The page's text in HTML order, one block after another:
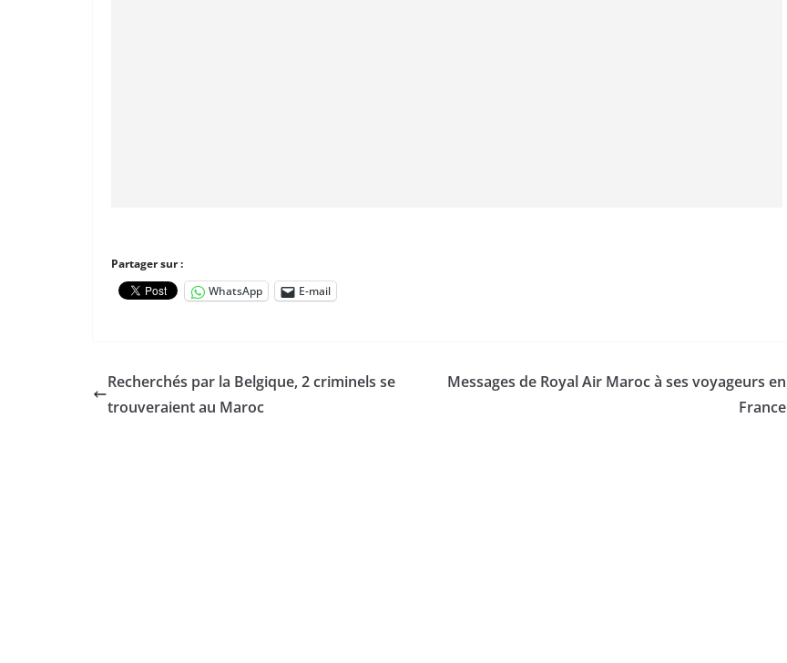
Partager sur :
WhatsApp
E-mail
Recherchés par la Belgique, 2 criminels se
trouveraient au Maroc
Messages de Royal Air Maroc à ses voyageurs en
France